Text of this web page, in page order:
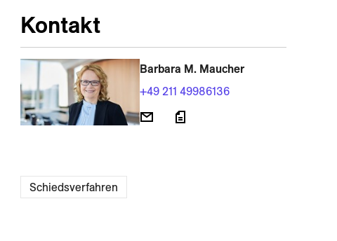
Kontakt
Barbara M. Maucher
+49 211 49986136
Schiedsverfahren